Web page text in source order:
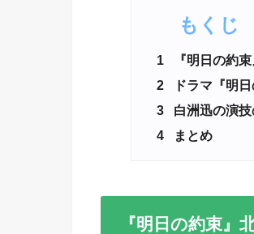
もくじ
1
『明日の約
2
ドラマ『明
3
白洲迅の演
4
まとめ
『明日の約束』